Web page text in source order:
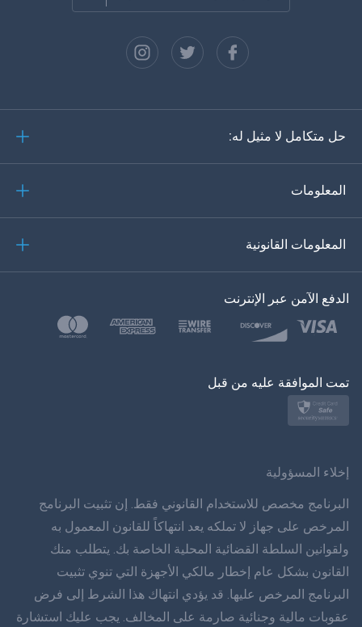
الاسبانية
البرتغالية
한?의의
بولسكي
简体 体 中文
हिंददी
اللغة الهولندية
حل متكامل لا مثيل له:
المعلومات
المعلومات القانونية
الدفع الآمن عبر الإنترنت
تمت الموافقة عليه من قبل
إخلاء المسؤولية
البرنامج مخصص للاستخدام القانوني فقط. إن تثبيت البرنامج
المرخص على جهاز لا تملكه يعد انتهاكاً للقانون المعمول به
ولقوانين السلطة القضائية المحلية الخاصة بك. يتطلب منك
القانون بشكل عام إخطار مالكي الأجهزة التي تنوي تثبيت
البرنامج المرخص عليها. قد يؤدي انتهاك هذا الشرط إلى فرض
عقوبات مالية وجنائية صارمة على المخالف. يجب عليك استشارة